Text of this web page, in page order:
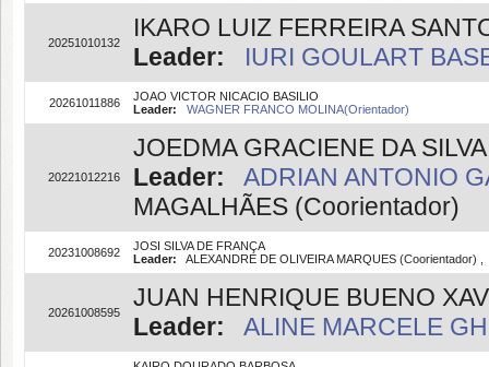
20251010132
IKARO LUIZ FERREIRA
Leader:
IURI GOULART
20261011886
JOAO VICTOR NICACIO BASILIO
Leader:
WAGNER FRANCO MOLINA(Orientador)
20221012216
JOEDMA GRACIENE DA SILVA
Leader:
ADRIAN ANTONIO
MAGALHÃES (Coorientador)
20231008692
JOSI SILVA DE FRANÇA
Leader: ALEXANDRE DE OLIVEIRA MARQUES (Coorientador)
20261008595
JUAN HENRIQUE BUENO
Leader:
ALINE MARCELE